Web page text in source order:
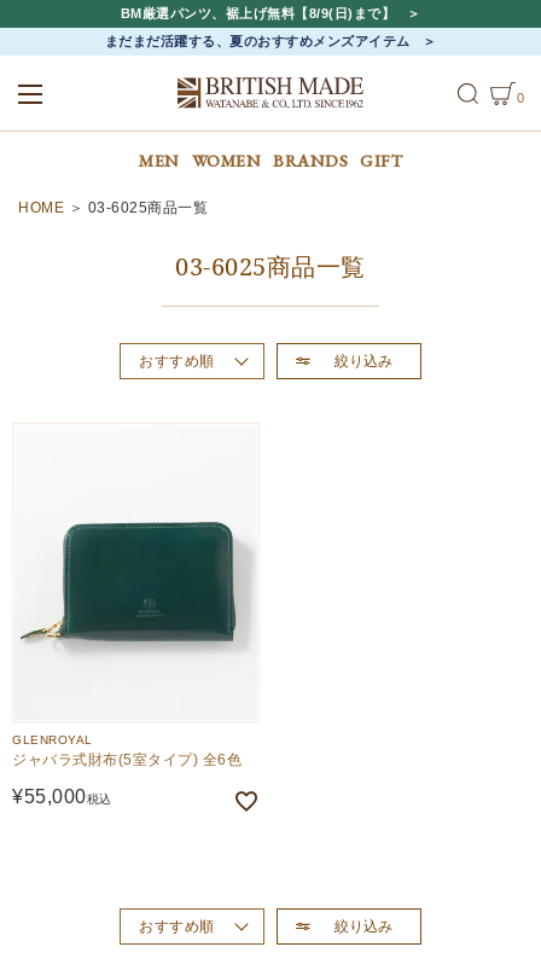
BM厳選パンツ、裾上げ無料【8/9(日)まで】
まだまだ活躍する、夏のおすすめメンズアイテム
0
MEN WOMEN BRANDS GIFT
HOME 03-6025商品一覧
03-6025商品一覧
絞り込み
おすすめ順
価格が高い順
GLENROYAL
ジャバラ式財布(5室タイプ) 全6色
¥55,000税込
絞り込み
おすすめ順